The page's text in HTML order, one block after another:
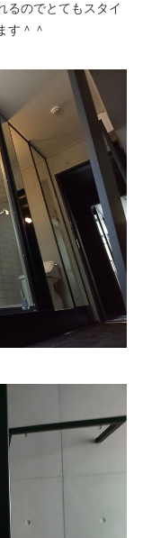
るのでとてもスタイ
す＾＾